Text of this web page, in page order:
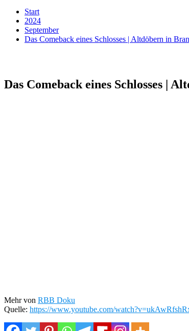
Start
2024
September
Das Comeback eines Schlosses | Altdöbern in
Das Comeback eines Schlosses |
Mehr von RBB Doku
Quelle: https://www.youtube.com/